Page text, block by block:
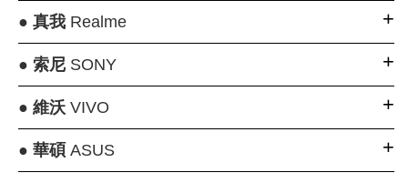
● 真我Realme
● 索尼SONY
● 維沃VIVO
● 華碩 ASUS